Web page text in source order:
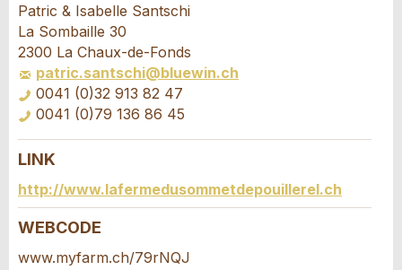
Il tuo feedback è molto apprezzato!
Feedback generale
Questo annuncio non è più valido
Annuncio incompleto
Raccomando questo annuncio agli amici.
Patric & Isabelle Santschi
La Sombaille 30
2300 La Chaux-de-Fonds
patric.santschi@bluewin.ch
0041 (0)32 913 82 47
0041 (0)79 136 86 45
Richiesta di prenotazione
Scrivere un messaggio per tutte le persone
da contattare per questo annuncio.
LINK
http://www.lafermedusommetdepouillerel.ch
WEBCODE
www.myfarm.ch/79rNQJ